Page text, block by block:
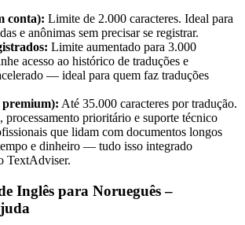
conta): Limite de 2.000 caracteres. Ideal para
e anônimas sem precisar se registrar.
Limite aumentado para 3.000
acesso ao histórico de traduções e
— ideal para quem faz traduções
premium): Até 35.000 caracteres por tradução.
processamento prioritário e suporte técnico
que lidam com documentos longos
e dinheiro — tudo isso integrado
TextAdviser.
Inglês para Norueguês –